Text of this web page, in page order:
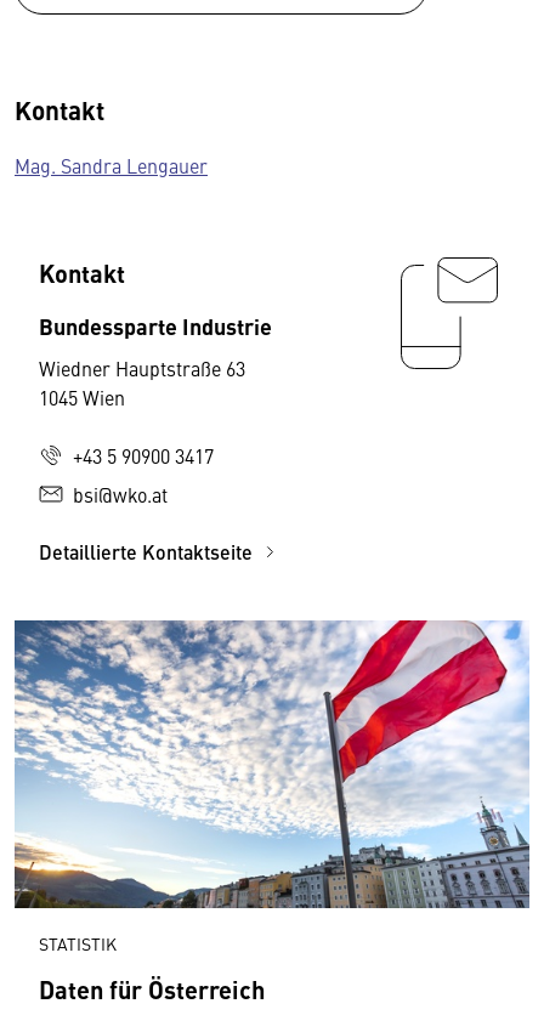
Kontakt
Mag. Sandra Lengauer
Kontakt
Bundessparte Industrie
Wiedner Hauptstraße 63
1045 Wien
+43 5 90900 3417
bsi@wko.at
Detaillierte Kontaktseite
STATISTIK
Daten für Österreich